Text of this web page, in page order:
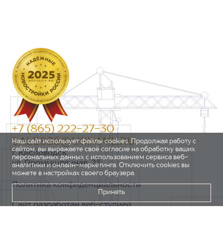
+7 (865) 222-27-30
SALES26@USIMAIL.RU
г. Кисловодск,
ул. Промышленная, 23
Политика конфиденциальности
Сайт разработан веб-студией
Наш сайт использует файлы cookies. Продолжая работу с
сайтом, вы выражаете своё согласие на обработку ваших
персональных данных с использованием сервиса веб-
аналитики и онлайн-маркетинга. Отключить cookies вы
можете в настройках своего браузера.
Принять